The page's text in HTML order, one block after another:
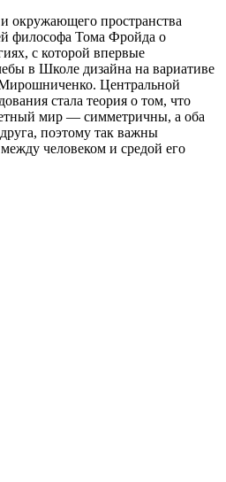
окружающего пространства
философа Тома Фройда о
с которой впервые
в Школе дизайна на вариативе
Центральной
стала теория о том, что
мир — симметричны, а оба
поэтому так важны
человеком и средой его